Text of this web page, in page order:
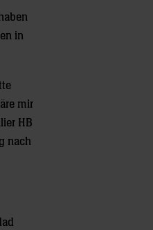
in
mir
HB
nach